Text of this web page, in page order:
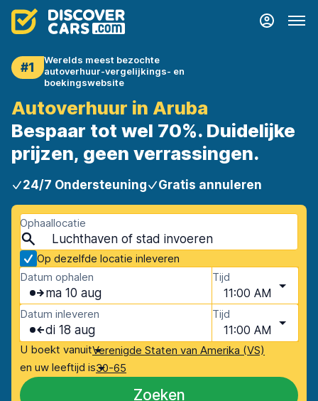
#1
Werelds meest bezochte
autoverhuur-vergelijkings- en
boekingswebsite
Autoverhuur in Aruba
Bespaar tot wel 70%. Duidelijke
prijzen, geen verrassingen.
24/7 Ondersteuning Gratis annuleren
Ophaallocatie
Op dezelfde locatie inleveren
Datum ophalen
ma 10 aug
Tijd
11:00 AM
Datum inleveren
di 18 aug
Tijd
11:00 AM
U boekt vanuitVerenigde Staten van Amerika (VS)
en uw leeftijd is30-65
Zoeken